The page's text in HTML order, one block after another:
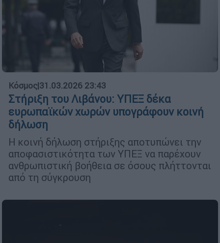
Κόσμος|31.03.2026 23:43
Στήριξη του Λιβάνου: ΥΠΕΞ δέκα
ευρωπαϊκών χωρών υπογράφουν κοινή
δήλωση
Η κοινή δήλωση στήριξης αποτυπώνει την
αποφασιστικότητα των ΥΠΕΞ να παρέχουν
ανθρωπιστική βοήθεια σε όσους πλήττονται
από τη σύγκρουση